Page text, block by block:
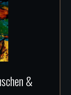
&